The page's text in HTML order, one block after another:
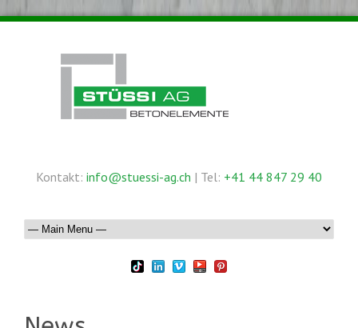
Kontakt: info@stuessi-ag.ch | Tel: +41 44 847 29 40